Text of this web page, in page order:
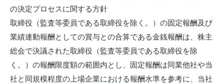
の決定プロセスに関する方針
取締役（監査等委員である取締役を除く。）の固定報酬及び
業績連動報酬としての賞与との合算である金銭報酬は、株主
総会で決議された取締役（監査等委員である取締役を除
く。）の報酬限度額の範囲内とし、固定報酬は同業他社や当
社と同規模程度の上場企業における報酬水準を参考に、当社